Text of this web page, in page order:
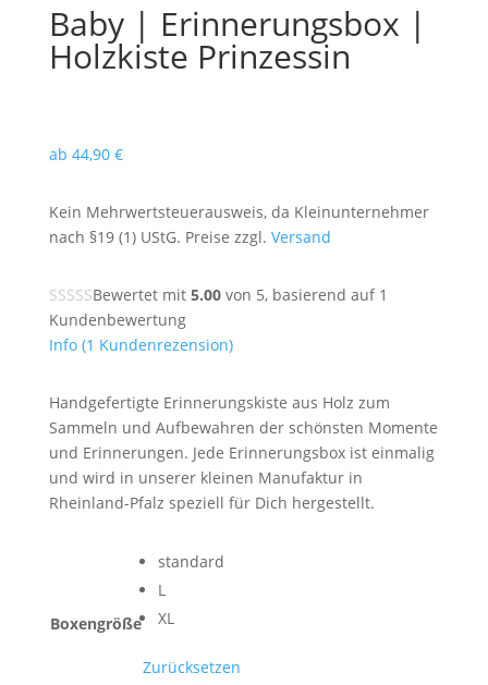
Baby | Erinnerungsbox |
Holzkiste Prinzessin
ab 44,90 €
Kein Mehrwertsteuerausweis, da Kleinunternehmer
nach §19 (1) UStG. Preise zzgl. Versand
Bewertet mit 5.00von 5, basierend auf 1
Kundenbewertung
Info (1 Kundenrezension)
Handgefertigte Erinnerungskiste aus Holz zum
Sammeln und Aufbewahren der schönsten Momente
und Erinnerungen. Jede Erinnerungsbox ist einmalig
und wird in unserer kleinen Manufaktur in
Rheinland-Pfalz speziell für Dich hergestellt.
Boxengröße
standard
L
XL
Zurücksetzen